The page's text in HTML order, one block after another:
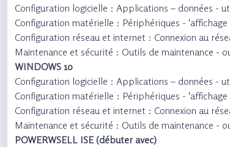
Configuration logicielle : Applications – données -
Configuration matérielle : Périphériques -
Configuration réseau et internet : Connexion au
Maintenance et sécurité : Outils de maintenance -
WINDOWS 10
Configuration logicielle : Applications – données -
Configuration matérielle : Périphériques -
Configuration réseau et internet : Connexion au
Maintenance et sécurité : Outils de maintenance -
POWERWSELL ISE (débuter avec)